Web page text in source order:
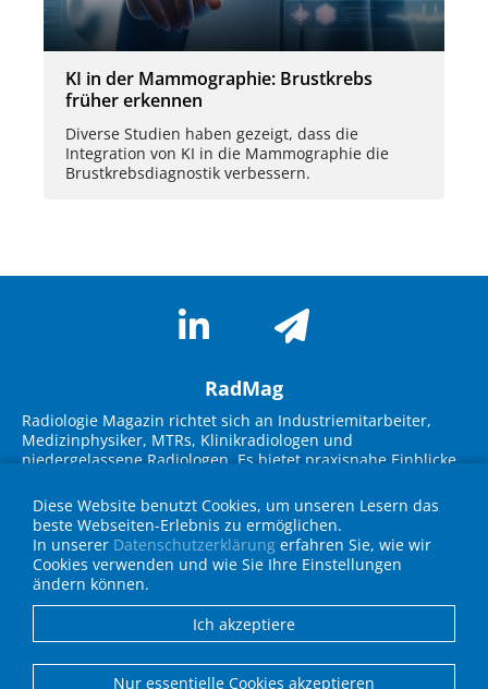
KI in der Mammographie: Brustkrebs
früher erkennen
Diverse Studien haben gezeigt, dass die
Integration von KI in die Mammographie die
Brustkrebsdiagnostik verbessern.
RadMag
Radiologie Magazin richtet sich an Industriemitarbeiter,
Medizinphysiker, MTRs, Klinikradiologen und
niedergelassene Radiologen. Es bietet praxisnahe Einblicke
Lösungen. Im Fokus stehen Themen wie KI-Integration,
Workflow-Optimierung, strukturierte Befundung und
Strahlenschutz. Experteninterviews, Fallbeispiele und
Geräteübersichten unterstützen die Zielgruppe bei
Entscheidungen für die Praxis und fördern den
Anbieterverzeichnis
Diese Website benutzt Cookies, um unseren Lesern das
beste Webseiten-Erlebnis zu ermöglichen.
In unserer Datenschutzerklärung erfahren Sie, wie wir
Cookies verwenden und wie Sie Ihre Einstellungen
ändern können.
Ich akzeptiere
Nur essentielle Cookies akzeptieren